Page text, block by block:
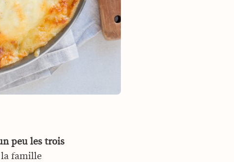
peu les trois
la famille